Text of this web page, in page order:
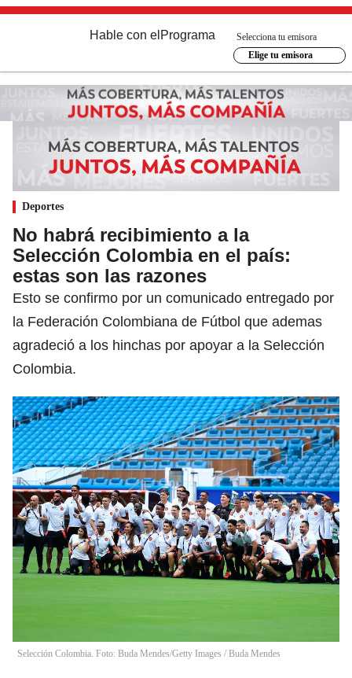
Hable con el Programa
Selecciona tu emisora
Elige tu emisora
Deportes
No habrá recibimiento a la
Selección Colombia en el país:
estas son las razones
Esto se confirmo por un comunicado entregado por
la Federación Colombiana de Fútbol que ademas
agradeció a los hinchas por apoyar a la Selección
Colombia.
Selección Colombia. Foto: Buda Mendes/Getty Images / Buda Mendes